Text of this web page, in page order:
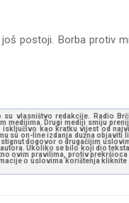
postoji. Borba protiv
su vlasništvo redakcije. Radio
medijima. Drugi mediji smiju
isključivo kao kratku vijest od
su on-line izdanja dužna objaviti
dogovor o drugačijim
Ukoliko se bilo koji dio
ovim pravilima, protiv prekršioca
o uslovima korištenja kliknite